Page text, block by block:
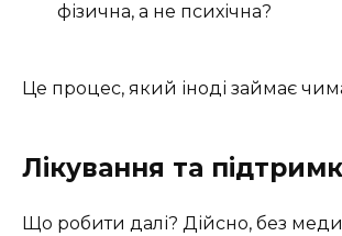
фізична, а не психічна?
Це процес, який іноді займає
Лікування та
Що робити далі? Дійсно, без